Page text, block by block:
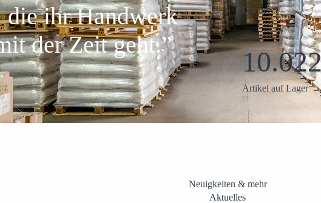
die ihr Handwerk
der Zeit geht.”
Fläche
Artikel auf Lager
Neuigkeiten & mehr
Aktuelles